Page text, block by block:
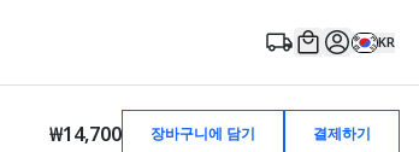
KR
₩14,700 장바구니에 담기 결제하기